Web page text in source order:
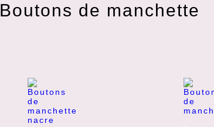
Boutons de manchette